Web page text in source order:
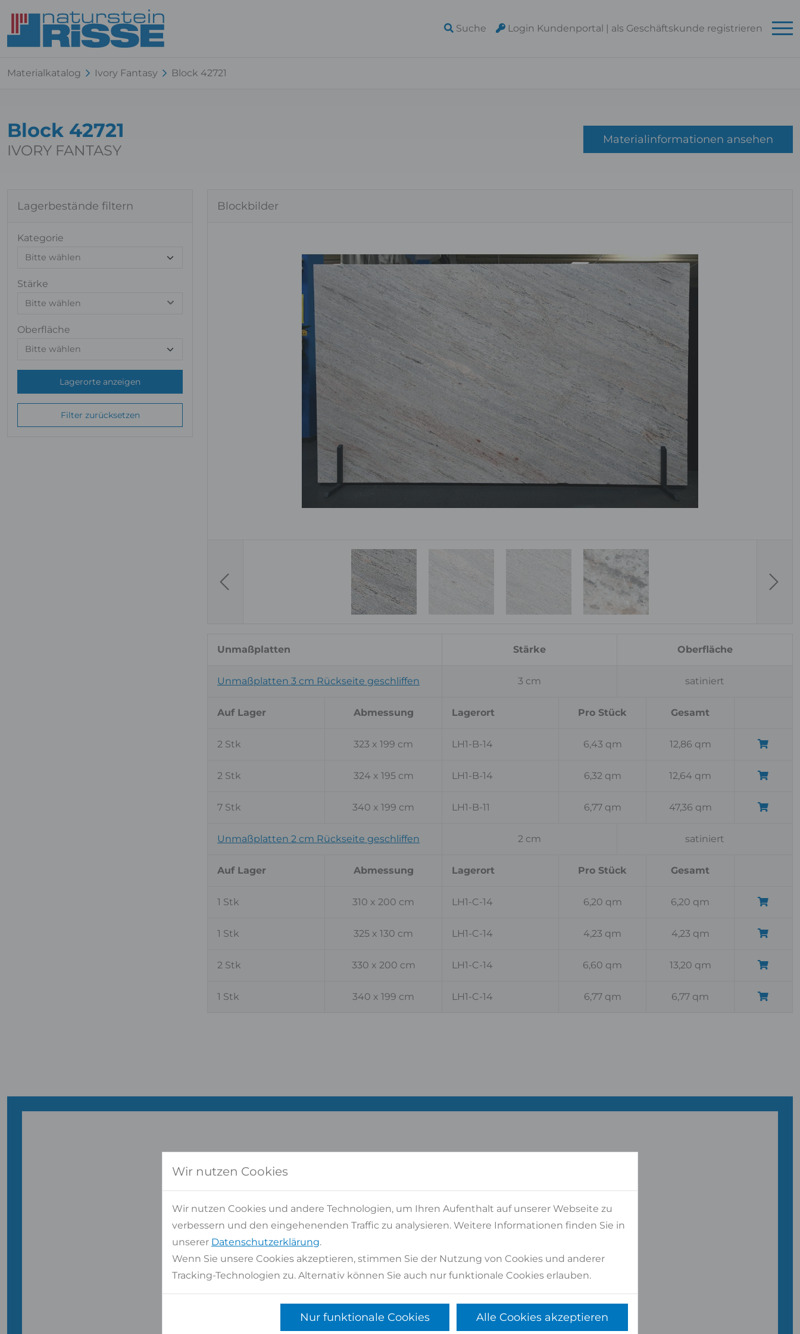
Suche Login Kundenportal | als Geschäftskunde registrieren
Materialkatalog Ivory Fantasy Block 42721
Block 42721
IVORY FANTASY
Materialinformationen ansehen
Lagerbestände filtern
Kategorie
Stärke
Bitte wählen
Oberfläche
Lagerorte anzeigen
Filter zurücksetzen
Blockbilder
Previous Next
Unmaßplatten Stärke Oberfläche
Unmaßplatten 3 cm Rückseite geschliffen 3 cm satiniert
Auf Lager Abmessung Lagerort Pro Stück Gesamt
2 Stk 323 x 199 cm LH1-B-14 6,43 qm 12,86 qm
2 Stk 324 x 195 cm LH1-B-14 6,32 qm 12,64 qm
7 Stk 340 x 199 cm LH1-B-11 6,77 qm 47,36 qm
Unmaßplatten 2 cm Rückseite geschliffen 2 cm satiniert
Auf Lager Abmessung Lagerort Pro Stück Gesamt
1 Stk 310 x 200 cm LH1-C-14 6,20 qm 6,20 qm
1 Stk 325 x 130 cm LH1-C-14 4,23 qm 4,23 qm
2 Stk 330 x 200 cm LH1-C-14 6,60 qm 13,20 qm
1 Stk 340 x 199 cm LH1-C-14 6,77 qm 6,77 qm
Haben Sie Fragen?
WIR BERATEN SIE GERNE PERSÖNLICH
oder02947 9799-0
Wir nutzen Cookies
Wir nutzen Cookies und andere Technologien, um Ihren Aufenthalt auf unserer Webseite zu
verbessern und den eingehenenden Traffic zu analysieren. Weitere Informationen finden Sie in
unserer Datenschutzerklärung.
Wenn Sie unsere Cookies akzeptieren, stimmen Sie der Nutzung von Cookies und anderer
Tracking-Technologien zu. Alternativ können Sie auch nur funktionale Cookies erlauben.
Nur funktionale Cookies Alle Cookies akzeptieren